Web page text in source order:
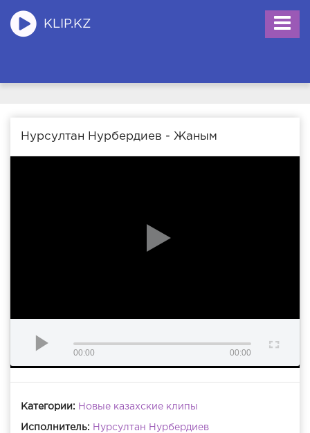
KLIP.KZ
Нурсултан Нурбердиев - Жаным
00:00 00:00
Категории: Новые казахские клипы
Исполнитель: Нурсултан Нурбердиев